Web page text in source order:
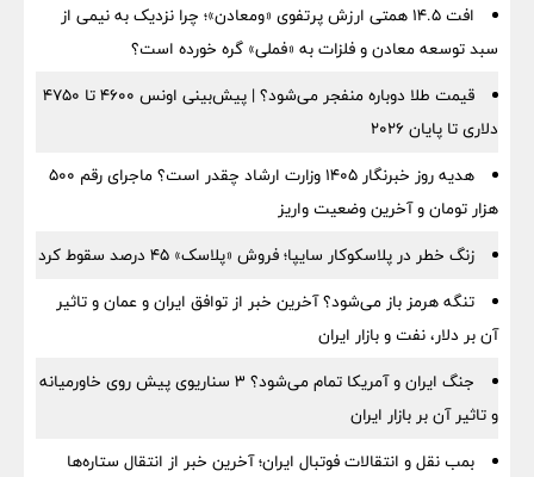
افت ۱۴.۵ همتی ارزش پرتفوی «ومعادن»؛ چرا نزدیک به نیمی از
سبد توسعه معادن و فلزات به «فملی» گره خورده است؟
قیمت طلا دوباره منفجر می‌شود؟ | پیش‌بینی اونس ۴۶۰۰ تا ۴۷۵۰
دلاری تا پایان ۲۰۲۶
هدیه روز خبرنگار ۱۴۰۵ وزارت ارشاد چقدر است؟ ماجرای رقم ۵۰۰
هزار تومان و آخرین وضعیت واریز
زنگ خطر در پلاسکوکار سایپا؛ فروش «پلاسک» ۴۵ درصد سقوط کرد
تنگه هرمز باز می‌شود؟ آخرین خبر از توافق ایران و عمان و تاثیر
آن بر دلار، نفت و بازار ایران
جنگ ایران و آمریکا تمام می‌شود؟ ۳ سناریوی پیش روی خاورمیانه
و تاثیر آن بر بازار ایران
بمب نقل‌ و انتقالات فوتبال ایران؛ آخرین خبر از انتقال ستاره‌ها